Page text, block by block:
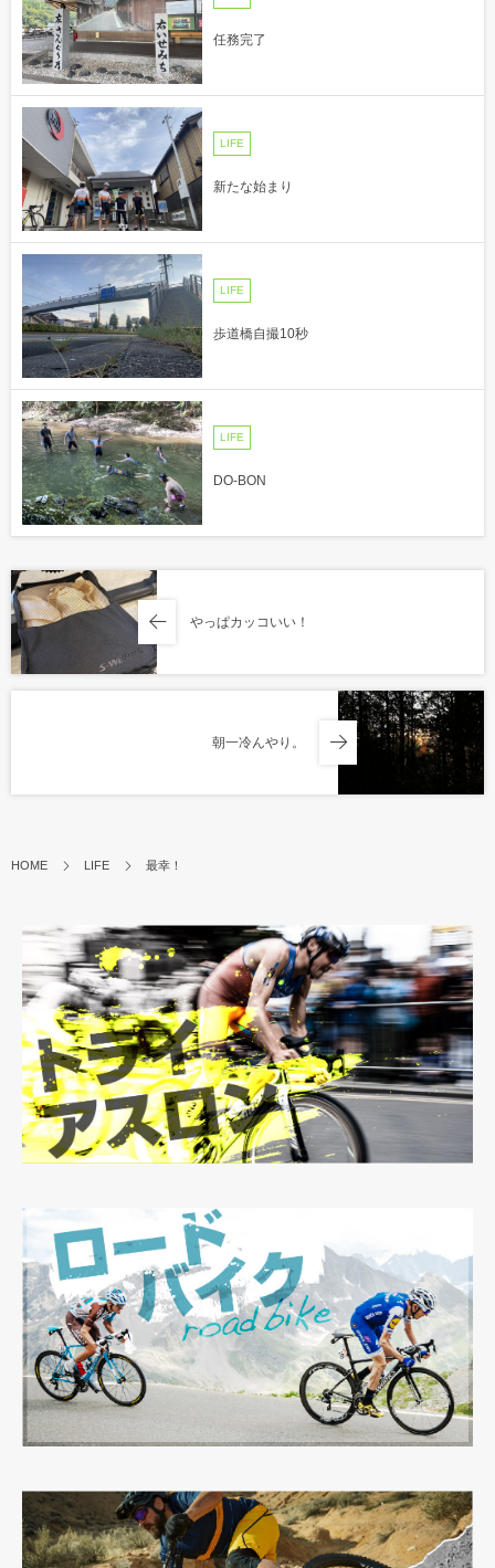
任務完了
LIFE
新たな始まり
LIFE
歩道橋自撮10秒
LIFE
DO-BON
やっぱカッコいい！
朝一冷んやり。
HOME LIFE 最幸！